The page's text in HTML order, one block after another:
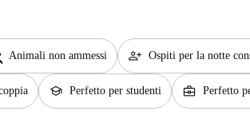
Animali non ammessi person_add Ospiti per la notte
school Perfetto per studenti business_center Perfetto